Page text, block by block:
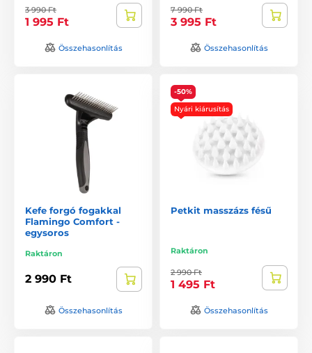
3 990 Ft
1 995 Ft
Összehasonlítás
7 990 Ft
3 995 Ft
Összehasonlítás
Kefe forgó fogakkal
Flamingo Comfort -
egysoros
Raktáron
2 990 Ft
Összehasonlítás
-50%
Nyári kiárusítás
Petkit masszázs fésű
Raktáron
2 990 Ft
1 495 Ft
Összehasonlítás